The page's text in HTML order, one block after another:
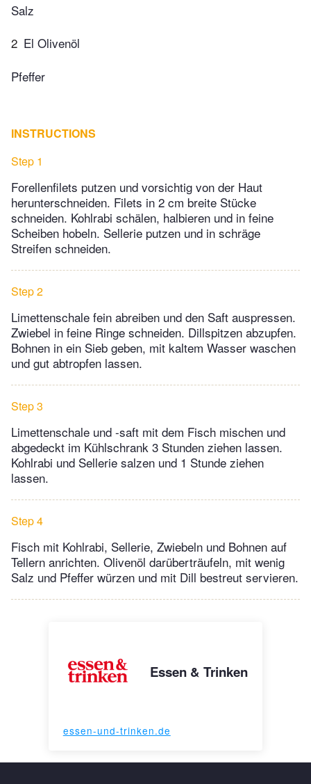
Salz
2 El Olivenöl
Pfeffer
INSTRUCTIONS
Step 1
Forellenfilets putzen und vorsichtig von der Haut
herunterschneiden. Filets in 2 cm breite Stücke
schneiden. Kohlrabi schälen, halbieren und in feine
Scheiben hobeln. Sellerie putzen und in schräge
Streifen schneiden.
Step 2
Limettenschale fein abreiben und den Saft auspressen.
Zwiebel in feine Ringe schneiden. Dillspitzen abzupfen.
Bohnen in ein Sieb geben, mit kaltem Wasser waschen
und gut abtropfen lassen.
Step 3
Limettenschale und -saft mit dem Fisch mischen und
abgedeckt im Kühlschrank 3 Stunden ziehen lassen.
Kohlrabi und Sellerie salzen und 1 Stunde ziehen
lassen.
Step 4
Fisch mit Kohlrabi, Sellerie, Zwiebeln und Bohnen auf
Tellern anrichten. Olivenöl darüberträufeln, mit wenig
Salz und Pfeffer würzen und mit Dill bestreut servieren.
Essen & Trinken
essen-und-trinken.de